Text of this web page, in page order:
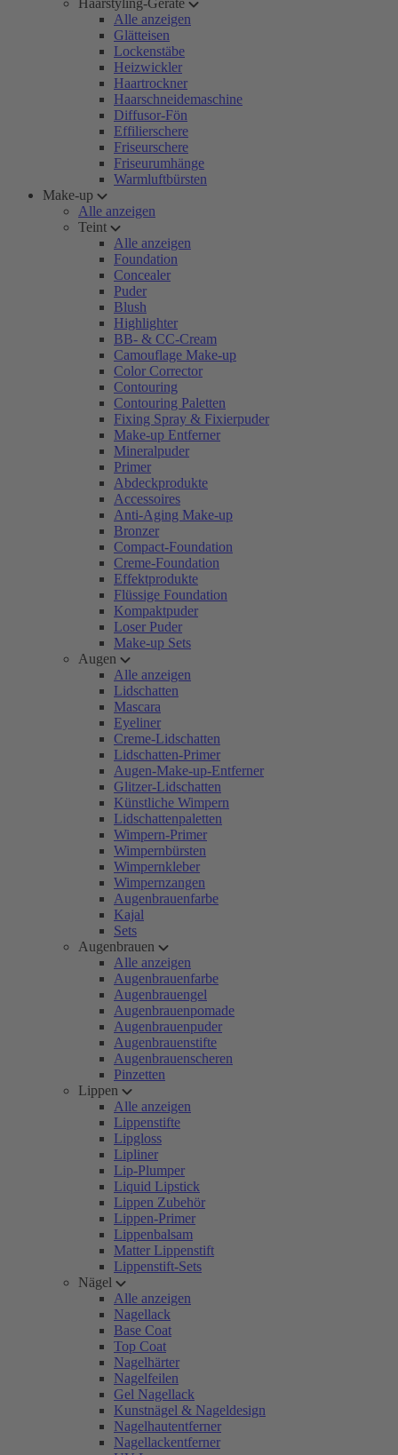
Haarstyling-Geräte
Alle anzeigen
Glätteisen
Lockenstäbe
Heizwickler
Haartrockner
Haarschneidemaschine
Diffusor-Fön
Effilierschere
Friseurschere
Friseurumhänge
Warmluftbürsten
Make-up
Alle anzeigen
Teint
Alle anzeigen
Foundation
Concealer
Puder
Blush
Highlighter
BB- & CC-Cream
Camouflage Make-up
Color Corrector
Contouring
Contouring Paletten
Fixing Spray & Fixierpuder
Make-up Entferner
Mineralpuder
Primer
Abdeckprodukte
Accessoires
Anti-Aging Make-up
Bronzer
Compact-Foundation
Creme-Foundation
Effektprodukte
Flüssige Foundation
Kompaktpuder
Loser Puder
Make-up Sets
Augen
Alle anzeigen
Lidschatten
Mascara
Eyeliner
Creme-Lidschatten
Lidschatten-Primer
Augen-Make-up-Entferner
Glitzer-Lidschatten
Künstliche Wimpern
Lidschattenpaletten
Wimpern-Primer
Wimpernbürsten
Wimpernkleber
Wimpernzangen
Augenbrauenfarbe
Kajal
Sets
Augenbrauen
Alle anzeigen
Augenbrauenfarbe
Augenbrauengel
Augenbrauenpomade
Augenbrauenpuder
Augenbrauenstifte
Augenbrauenscheren
Pinzetten
Lippen
Alle anzeigen
Lippenstifte
Lipgloss
Lipliner
Lip-Plumper
Liquid Lipstick
Lippen Zubehör
Lippen-Primer
Lippenbalsam
Matter Lippenstift
Lippenstift-Sets
Nägel
Alle anzeigen
Nagellack
Base Coat
Top Coat
Nagelhärter
Nagelfeilen
Gel Nagellack
Kunstnägel & Nageldesign
Nagelhautentferner
Nagellackentferner